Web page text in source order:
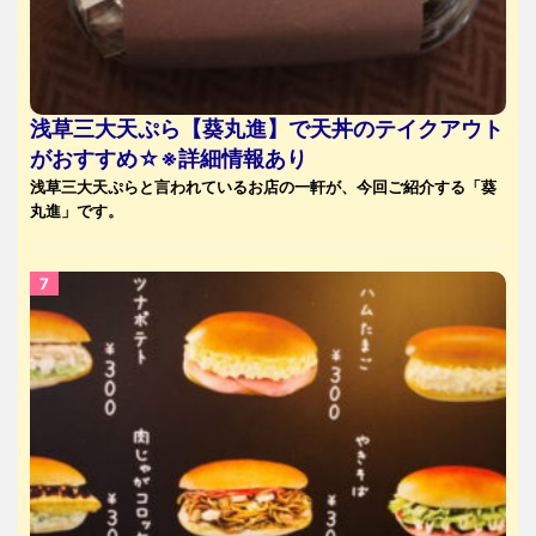
浅草三大天ぷら【葵丸進】で天丼のテイクアウト
がおすすめ☆※詳細情報あり
浅草三大天ぷらと言われているお店の一軒が、今回ご紹介する「葵
丸進」です。